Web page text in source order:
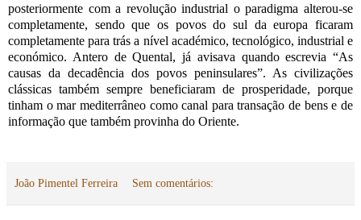
posteriormente com a revolução industrial o paradigma alterou-se
completamente, sendo que os povos do sul da europa ficaram
completamente para trás a nível académico, tecnológico, industrial e
económico. Antero de Quental, já avisava quando escrevia “As
causas da decadência dos povos peninsulares”. As civilizações
clássicas também sempre beneficiaram de prosperidade, porque
tinham o mar mediterrâneo como canal para transação de bens e de
informação que também provinha do Oriente.
João Pimentel Ferreira Sem comentários: